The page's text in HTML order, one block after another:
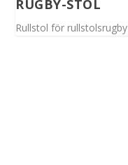
RUGBY-STOL
Rullstol för rullstolsrugby